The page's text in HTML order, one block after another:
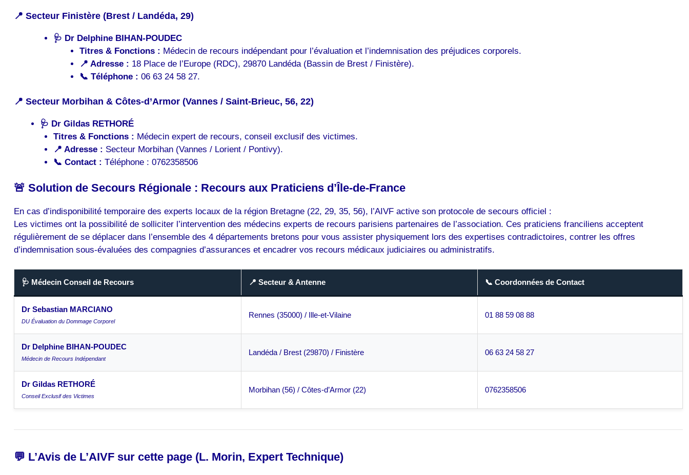
📍 Secteur Finistère (Brest / Landéda, 29)
🩺 Dr Delphine BIHAN-POUDEC
Titres & Fonctions : Médecin de recours indépendant pour l’évaluation et l’indemnisation des préjudices corporels.
📍 Adresse : 18 Place de l’Europe (RDC), 29870 Landéda (Bassin de Brest / Finistère).
📞 Téléphone : 06 63 24 58 27.
📍 Secteur Morbihan & Côtes-d’Armor (Vannes / Saint-Brieuc, 56, 22)
🩺 Dr Gildas RETHORÉ
Titres & Fonctions : Médecin expert de recours, conseil exclusif des victimes.
📍 Adresse : Secteur Morbihan (Vannes / Lorient / Pontivy).
📞 Contact : Téléphone : 0762358506
🚨 Solution de Secours Régionale : Recours aux Praticiens d’Île-de-France
En cas d’indisponibilité temporaire des experts locaux de la région Bretagne (22, 29, 35, 56), l’AIVF active son protocole de secours officiel :
Les victimes ont la possibilité de solliciter l’intervention des médecins experts de recours parisiens partenaires de l’association. Ces praticiens franciliens acceptent
régulièrement de se déplacer dans l’ensemble des 4 départements bretons pour vous assister physiquement lors des expertises contradictoires, contrer les offres
d’indemnisation sous-évaluées des compagnies d’assurances et encadrer vos recours médicaux judiciaires ou administratifs.
🩺 Médecin Conseil de Recours 📍 Secteur & Antenne 📞 Coordonnées de Contact
Dr Sebastian MARCIANO
DU Évaluation du Dommage Corporel
Rennes (35000) / Ille-et-Vilaine 01 88 59 08 88
Dr Delphine BIHAN-POUDEC
Médecin de Recours Indépendant
Landéda / Brest (29870) / Finistère 06 63 24 58 27
Dr Gildas RETHORÉ
Conseil Exclusif des Victimes
Morbihan (56) / Côtes-d’Armor (22) 0762358506
💬 L’Avis de L’AIVF sur cette page (L. Morin, Expert Technique)